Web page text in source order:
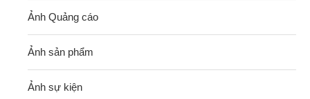
Ảnh Quảng cáo
Ảnh sản phẩm
Ảnh sự kiện